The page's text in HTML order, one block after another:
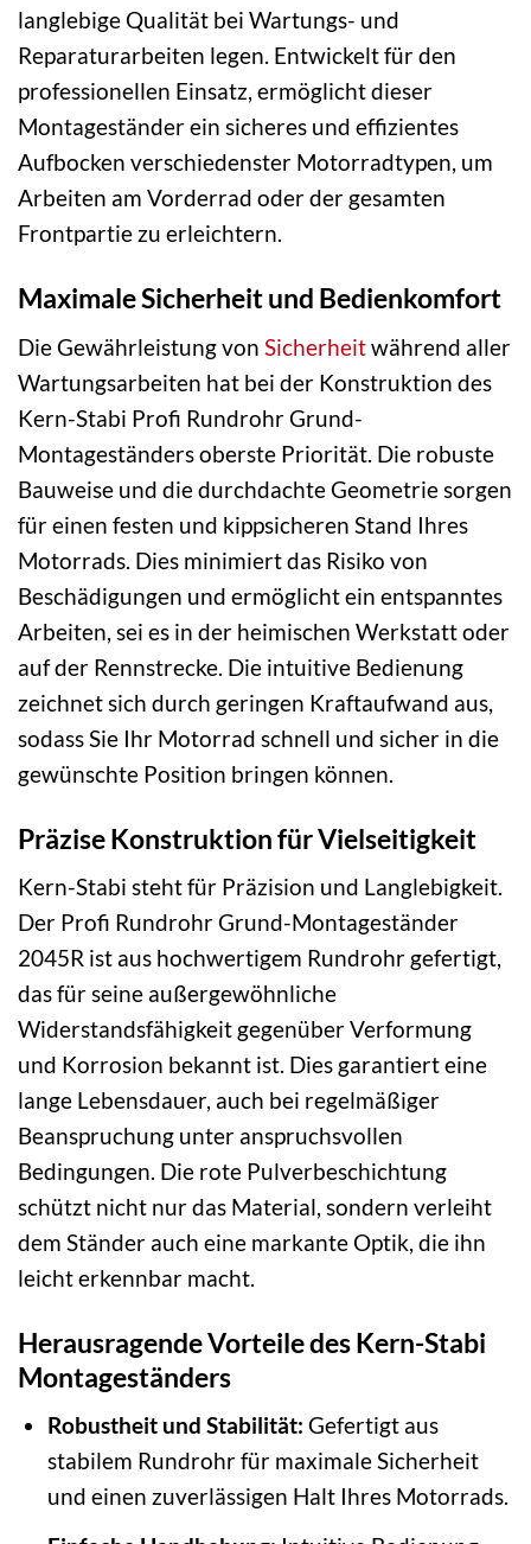
langlebige Qualität bei Wartungs- und
Reparaturarbeiten legen. Entwickelt für den
professionellen Einsatz, ermöglicht dieser
Montageständer ein sicheres und effizientes
Aufbocken verschiedenster Motorradtypen, um
Arbeiten am Vorderrad oder der gesamten
Frontpartie zu erleichtern.
Maximale Sicherheit und Bedienkomfort
Die Gewährleistung von Sicherheitwährend aller
Wartungsarbeiten hat bei der Konstruktion des
Kern-Stabi Profi Rundrohr Grund-
Montageständers oberste Priorität. Die robuste
Bauweise und die durchdachte Geometrie sorgen
für einen festen und kippsicheren Stand Ihres
Motorrads. Dies minimiert das Risiko von
Beschädigungen und ermöglicht ein entspanntes
Arbeiten, sei es in der heimischen Werkstatt oder
auf der Rennstrecke. Die intuitive Bedienung
zeichnet sich durch geringen Kraftaufwand aus,
sodass Sie Ihr Motorrad schnell und sicher in die
gewünschte Position bringen können.
Präzise Konstruktion für Vielseitigkeit
Kern-Stabi steht für Präzision und Langlebigkeit.
Der Profi Rundrohr Grund-Montageständer
2045R ist aus hochwertigem Rundrohr gefertigt,
das für seine außergewöhnliche
Widerstandsfähigkeit gegenüber Verformung
und Korrosion bekannt ist. Dies garantiert eine
lange Lebensdauer, auch bei regelmäßiger
Beanspruchung unter anspruchsvollen
Bedingungen. Die rote Pulverbeschichtung
schützt nicht nur das Material, sondern verleiht
dem Ständer auch eine markante Optik, die ihn
leicht erkennbar macht.
Herausragende Vorteile des Kern-Stabi
Montageständers
Robustheit und Stabilität: Gefertigt aus
stabilem Rundrohr für maximale Sicherheit
und einen zuverlässigen Halt Ihres Motorrads.